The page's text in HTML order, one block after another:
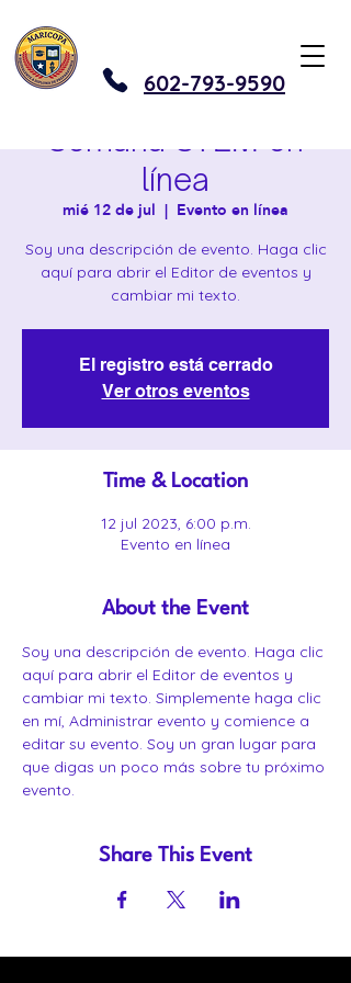
602-793-9590
Semana STEM en
línea
mié 12 de jul
  |
Evento en línea
Soy una descripción de evento. Haga clic
aquí para abrir el Editor de eventos y
cambiar mi texto.
El registro está cerrado
Ver otros eventos
Time & Location
12 jul 2023, 6:00 p.m.
Evento en línea
About the Event
Soy una descripción de evento. Haga clic
aquí para abrir el Editor de eventos y
cambiar mi texto. Simplemente haga clic
en mí, Administrar evento y comience a
editar su evento. Soy un gran lugar para
que digas un poco más sobre tu próximo
evento.
Share This Event